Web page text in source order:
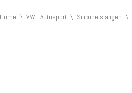
Home \ VWT Autosport \ Silicone slangen \